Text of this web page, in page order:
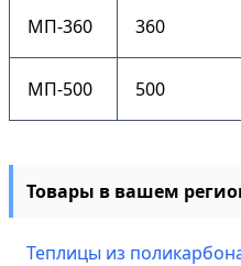
МП-360 360
МП-500 500
Товары в вашем
Теплицы из